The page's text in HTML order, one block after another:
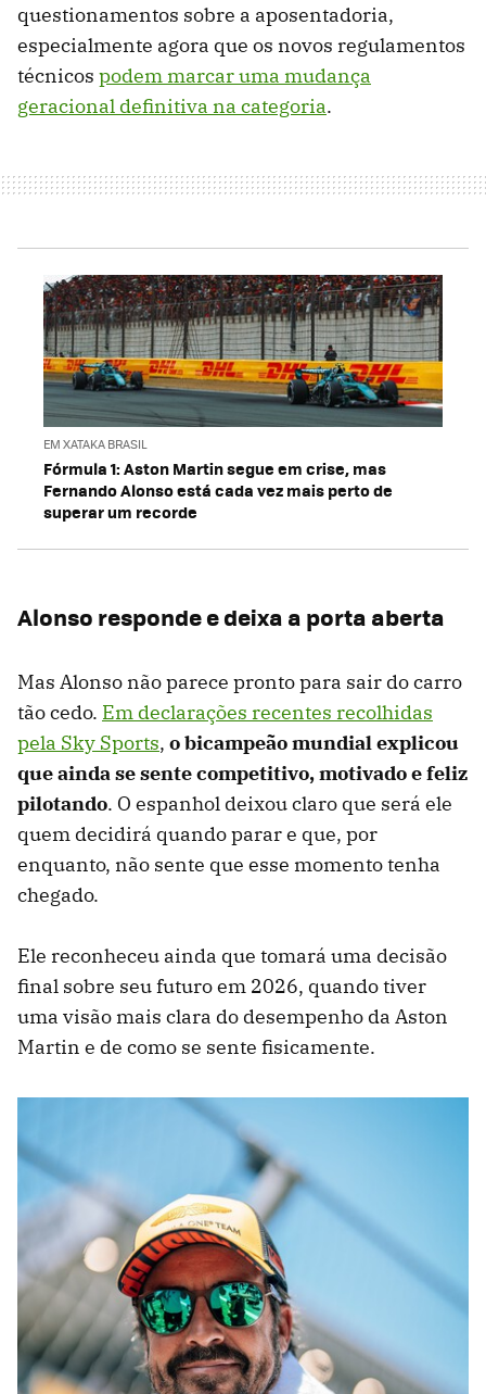
questionamentos sobre a aposentadoria,
especialmente agora que os novos regulamentos
técnicos podem marcar uma mudança
geracional definitiva na categoria.
EM XATAKA BRASIL
Fórmula 1: Aston Martin segue em crise, mas
Fernando Alonso está cada vez mais perto de
superar um recorde
Alonso responde e deixa a porta aberta
Mas Alonso não parece pronto para sair do carro
tão cedo. Em declarações recentes recolhidas
pela Sky Sports, o bicampeão mundial explicou
que ainda se sente competitivo, motivado e feliz
pilotando. O espanhol deixou claro que será ele
quem decidirá quando parar e que, por
enquanto, não sente que esse momento tenha
chegado.
Ele reconheceu ainda que tomará uma decisão
final sobre seu futuro em 2026, quando tiver
uma visão mais clara do desempenho da Aston
Martin e de como se sente fisicamente.